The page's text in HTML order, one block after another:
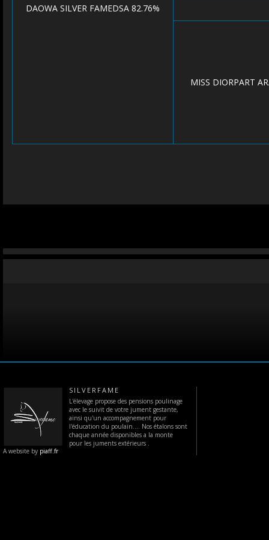
DAOWA SILVER FAMEDSA 82.76%
MISS DIORPART
A website by piaff.fr
SILVERFAME
L'élevage propose des pensions poulinage
avec le suivit de votre jument gestante,
ainsi qu'un accompagnement pour
l'éducation du poulain.... Nos étalons sont
chaque année disponibles a la monte
pour les juments extérieurs .